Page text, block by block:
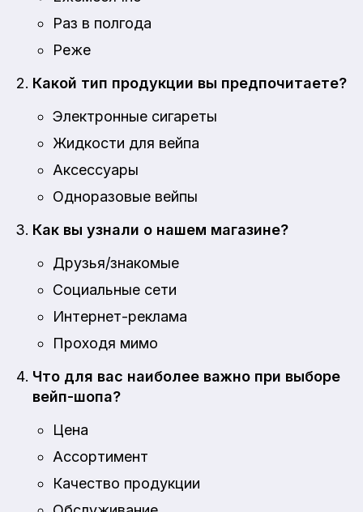
Раз в полгода
Реже
Какой тип продукции вы предпочитаете?
Электронные сигареты
Жидкости для вейпа
Аксессуары
Одноразовые вейпы
Как вы узнали о нашем магазине?
Друзья/знакомые
Социальные сети
Интернет-реклама
Проходя мимо
Что для вас наиболее важно при выборе
вейп-шопа?
Цена
Ассортимент
Качество продукции